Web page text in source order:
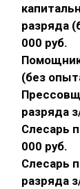
разряда
000 руб.
(без
разряда
Слесарь
000 руб.
Слесарь
разряда